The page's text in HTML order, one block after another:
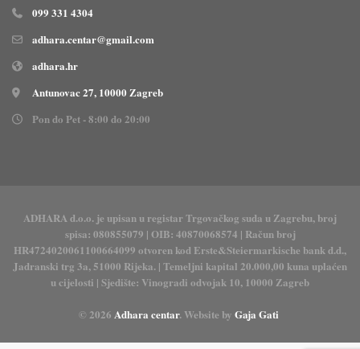
099 331 4304
adhara.centar@gmail.com
adhara.hr
Antunovac 27, 10000 Zagreb
Pon do Pet - 8:00 do 20:00
ADHARA d.o.o. je upisan u registar Trgovačkog suda u Zagrebu, broj
spisa: 080855079 | OIB: 40870068574 | Račun broj
HR4724020061100664099 otvoren kod Erste&Steiermarkische bank d.d.,
Jadranski trg 3a, 51000 Rijeka. | Temeljni kapital 20.000,00 kuna uplaćen
u cijelosti | Sjedište: Vinogradi odvojak 10, 10000 Zagreb
© 2026 Adhara centar. Website by Gaja Gati